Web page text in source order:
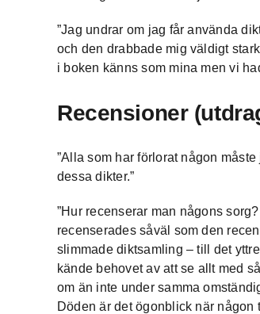
”Jag undrar om jag får använda
och den drabbade mig väldigt
i boken känns som mina men vi
Recensioner
”Alla som har förlorat någon
dessa dikter.”
”Hur recenserar man någons
recenserades såväl som den
slimmade diktsamling – till det
kände behovet av att se allt med
om än inte under samma
Döden är det ögonblick när